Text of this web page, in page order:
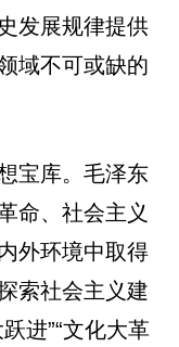
发展规律提供
域不可或缺的
宝库。毛泽东
命、社会主义
外环境中取得
索社会主义建
进”“文化大革